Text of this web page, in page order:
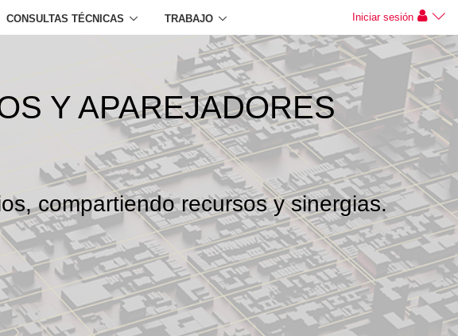
CONSULTAS TÉCNICAS TRABAJO Iniciar sesión
Y APAREJADORES
compartiendo recursos y sinergias.